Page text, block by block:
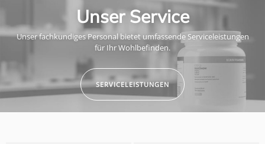
Unser Service
Unser fachkundiges Personal bietet umfassende Serviceleistungen
für Ihr Wohlbefinden.
SERVICELEISTUNGEN